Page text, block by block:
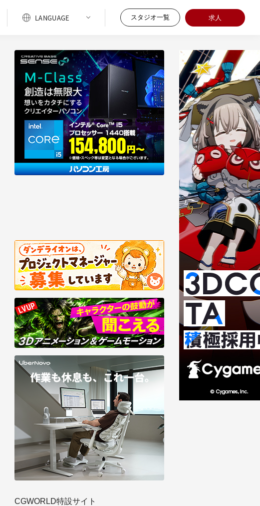
スタジオ一覧 求人
CGWORLD特設サイト